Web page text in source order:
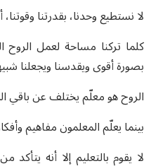
لا نستطيع وحدنا، بقدرتنا
كلما تركنا مساحة لعمل الروح
بصورة أقوى ويقدسنا ويجعلنا
الروح هو معلّم يختلف عن باقي
بينما يعلّم المعلمون مفاهيم
لا يقوم بالتعليم إلا أنه